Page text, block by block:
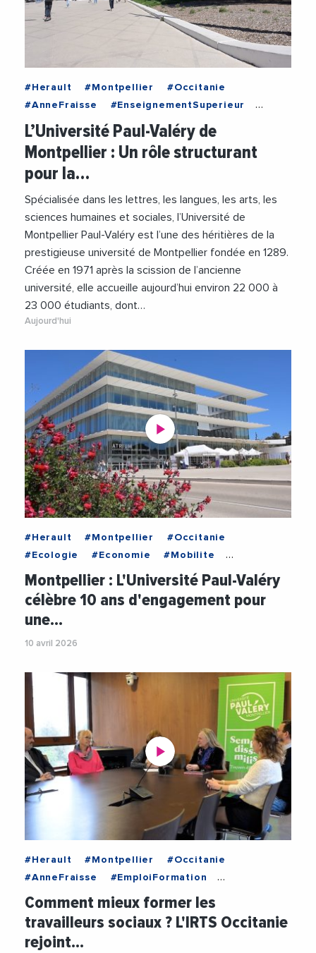
#Herault #Montpellier
#Occitanie
#AnneFraisse
#EnseignementSuperieur
#Formation
#Recherche
#UniversitePaulValery
L’Université Paul-Valéry de
Montpellier : Un rôle structurant
pour la…
Spécialisée dans les lettres, les langues, les arts, les
sciences humaines et sociales, l’Université de
Montpellier Paul-Valéry est l’une des héritières de la
prestigieuse université de Montpellier fondée en 1289.
Créée en 1971 après la scission de l’ancienne
université, elle accueille aujourd’hui environ 22 000 à
23 000 étudiants, dont…
Aujourd'hui
#Herault #Montpellier
#Occitanie
#Ecologie
#Economie
#Mobilite
#MobilitesUrbaines
#TransitionEcologique
#Transports
#Videos
Montpellier : L'Université Paul-Valéry
célèbre 10 ans d'engagement pour
une…
10 avril 2026
#Herault #Montpellier
#Occitanie
#AnneFraisse
#EmploiFormation
#EnseignementSuperieur
#Formation
#UniversitePaulValery
#Videos
Comment mieux former les
travailleurs sociaux ? L'IRTS Occitanie
rejoint…